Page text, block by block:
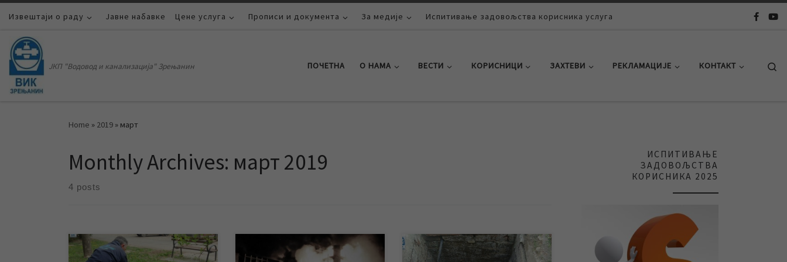
Skip to content
Извештаји о раду Јавне набавке Цене услуга Прописи и документа За медије Испитивање задовољства корисника услуга
ЈКП "Водовод и канализација" Зрењанин ПОЧЕТНА О НАМА ВЕСТИ КОРИСНИЦИ ЗАХТЕВИ РЕКЛАМАЦИЈЕ КОНТАКТ
Home » 2019 » март
Monthly Archives: март 2019
4 posts
11. марта почело је планско
Дан сећања у Србији – пре 20
Прво редовно очитавање
ИСПИТИВАЊЕ
ЗАДОВОЉСТВА
КОРИСНИКА 2025